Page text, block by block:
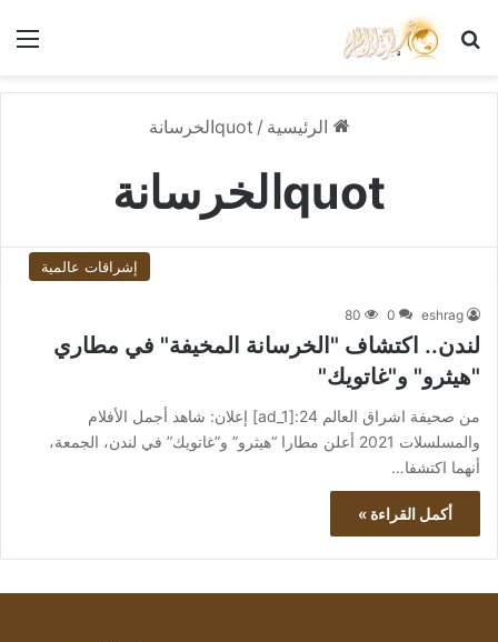
بحث عن
الرئيسية / quotالخرسانة
quotالخرسانة
إشراقات عالمية
eshrag
0
80
لندن.. اكتشاف "الخرسانة المخيفة" في مطاري
"هيثرو" و"غاتويك"
من صحيفة اشراق العالم 24:[ad_1] إعلان: شاهد أجمل الأفلام
والمسلسلات 2021 أعلن مطارا “هيثرو” و”غاتويك” في لندن، الجمعة،
أنهما اكتشفا…
أكمل القراءة »